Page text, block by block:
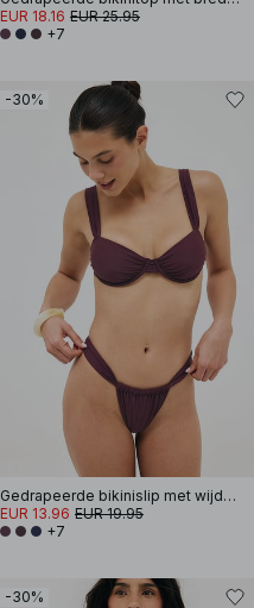
EUR 18.16 EUR 25.95
+7
-30%
Gedrapeerde bikinislip met wijde band
EUR 13.96 EUR 19.95
+7
-30%